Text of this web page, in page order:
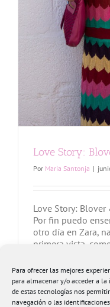
Para ofrecer las mejores
para almacenar y/o acceder a
de estas tecnologías nos
navegación o las
Love Story:
Por Maria Santonja |
Love Story: Blover
Por fin puedo
otro día en Zara,
primera vista,
que necesitas
con mi [...]
Más información